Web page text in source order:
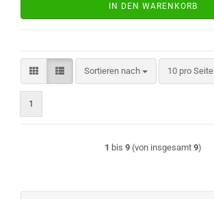
IN DEN WARENKORB
Sortieren nach
Sortieren nach 10 pro Seite
pro Seite
1
1 bis 9 (von insgesamt 9)